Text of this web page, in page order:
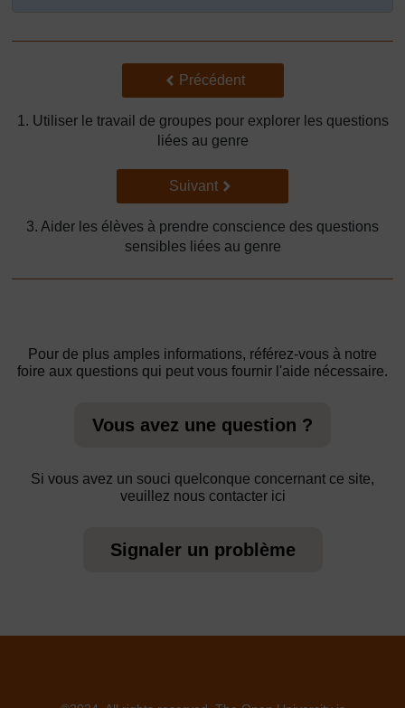
Précédent
Précédent
1. Utiliser le travail de groupes pour explorer les questions
liées au genre
Suivant
Suivant
3. Aider les élèves à prendre conscience des questions
sensibles liées au genre
Pour de plus amples informations, référez-vous à notre
foire aux questions qui peut vous fournir l'aide nécessaire.
Vous avez une question ?
Si vous avez un souci quelconque concernant ce site,
veuillez nous contacter ici
Signaler un problème